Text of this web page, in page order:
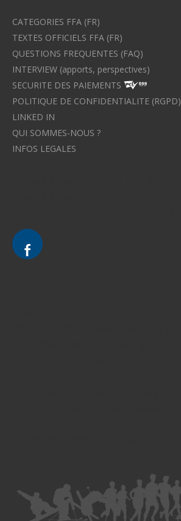
CATEGORIES FFA (FR)
TEXTES OFFICIELS FFA (FR)
QUESTIONS FREQUENTES (FAQ)
INTERVIEW (apports, perspectives)
SECURITE DES PAIEMENTS
POLITIQUE DE CONFIDENTIALITE (RGPD)
LINKED IN
QUI SOMMES-NOUS ?
INFOS LEGALES